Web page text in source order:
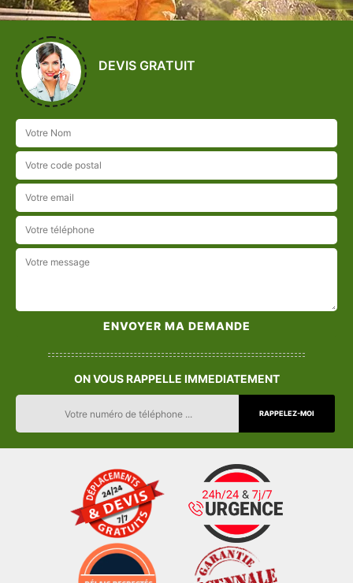
DEVIS GRATUIT
ON VOUS RAPPELLE IMMEDIATEMENT